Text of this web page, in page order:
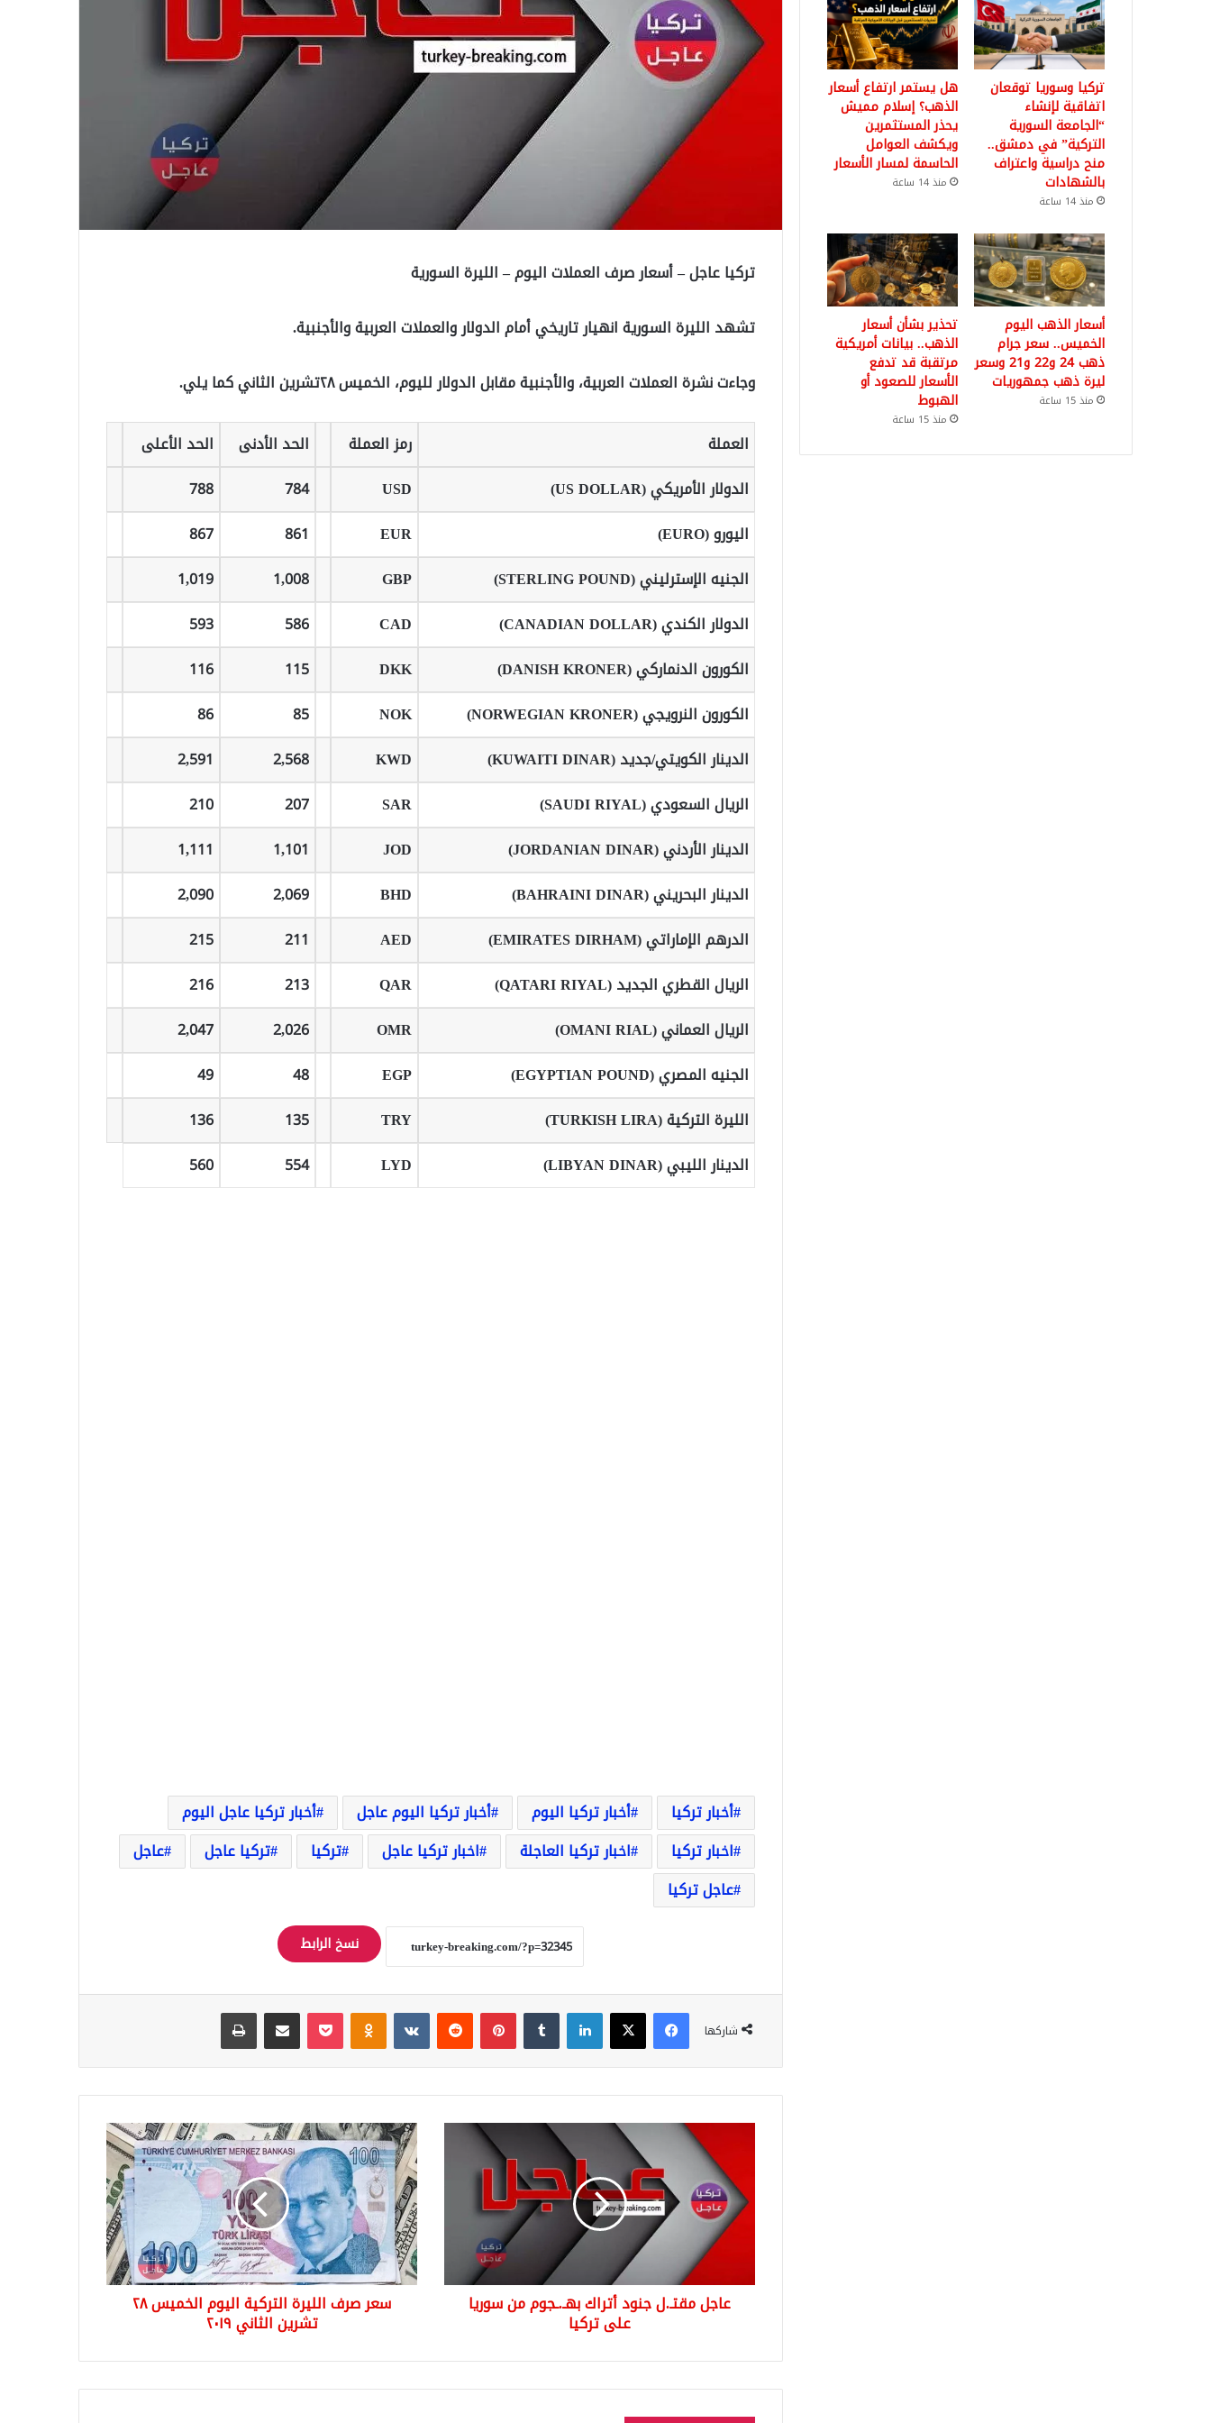
تركيا عاجل – أسعار صرف العملات اليوم – الليرة السورية
تشهد الليرة السورية انهيار تاريخي أمام الدولار والعملات العربية والأجنبية.
وجاءت نشرة العملات العربية، والأجنبية مقابل الدولار لليوم، الخميس ٢٨تشرين الثاني كما يلي.
العملة رمز العملة الحد الأدنى
الحد الأعلى
الدولار الأمريكي (US DOLLAR)
USD
784
788
اليورو (EURO)
EUR
861
867
الجنيه الإسترليني (STERLING POUND)
GBP
1,008
1,019
الدولار الكندي (CANADIAN DOLLAR)
CAD
586
593
الكورون الدنماركي (DANISH KRONER)
DKK
115
116
الكورون النرويجي (NORWEGIAN KRONER)
NOK
85
86
الدينار الكويتي/جديد (KUWAITI DINAR)
KWD
2,568
2,591
الريال السعودي (SAUDI RIYAL)
SAR
207
210
الدينار الأردني (JORDANIAN DINAR)
JOD
1,101
1,111
الدينار البحريني (BAHRAINI DINAR)
BHD
2,069
2,090
الدرهم الإماراتي (EMIRATES DIRHAM)
AED
211
215
الريال القطري الجديد (QATARI RIYAL)
QAR
213
216
الريال العماني (OMANI RIAL)
OMR
2,026
2,047
الجنيه المصري (EGYPTIAN POUND)
EGP
48
49
الليرة التركية (TURKISH LIRA)
TRY
135
136
الدينار الليبي (LIBYAN DINAR)
LYD
554
560
أخبار تركيا أخبار تركيا اليوم أخبار تركيا اليوم عاجل
أخبار تركيا عاجل اليوم
اخبار تركيا
اخبار تركيا العاجلة اخبار تركيا عاجل تركيا تركيا عاجل
عاجل
عاجل تركيا
نسخ الرابط
شاركها
فيسبوك‫X لينكدإن بينتيريست Odnoklassniki
‫Pocket مشاركة عبر البريد طباعة
أتراك
بهـ.ـجوم
تركيا
عاجل مقتـ.ل جنود أتراك بهـ.ـجوم من سوريا
على تركيا
سعر
صرف
الليرة
التركية
اليوم
الخميس
٢٨
تشرين
الثاني
سعر صرف الليرة التركية اليوم الخميس ٢٨
تشرين الثاني ٢٠١٩
تركيا وسوريا توقعان
اتفاقية لإنشاء
“الجامعة السورية
التركية” في دمشق..
منح دراسية واعتراف
بالشهادات
منذ 14 ساعة
هل يستمر ارتفاع أسعار
الذهب؟ إسلام مميش
يحذر المستثمرين
ويكشف العوامل
الحاسمة لمسار الأسعار
منذ 14 ساعة
أسعار الذهب اليوم
الخميس.. سعر جرام
ذهب 24 و22 و21 وسعر
ليرة ذهب جمهوريات
منذ 15 ساعة
تحذير بشأن أسعار
الذهب.. بيانات أمريكية
مرتقبة قد تدفع
الأسعار للصعود أو
الهبوط
منذ 15 ساعة